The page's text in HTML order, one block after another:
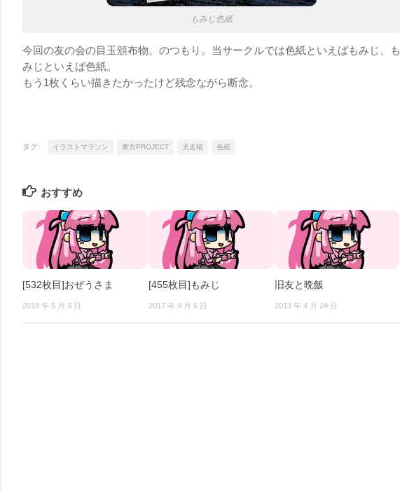
もみじ色紙
今回の友の会の目玉頒布物。のつもり。当サークルでは色紙といえばもみじ、も
みじといえば色紙。
もう1枚くらい描きたかったけど残念ながら断念。
タグ: イラストマラソン 東方PROJECT 犬走椛 色紙
おすすめ
[532枚目]おぜうさま
2018 年 5 月 3 日
[455枚目]もみじ
2017 年 9 月 5 日
旧友と晩飯
2013 年 4 月 24 日